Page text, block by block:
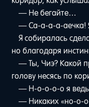
— Не бегайте…
— Са-а-а-а-аечка!
Я собиралась
но благодаря
— Ты, Чиэ? Какой
голову несясь по
— Н-о-о-о-о я ведь
— Никаких «но-о-